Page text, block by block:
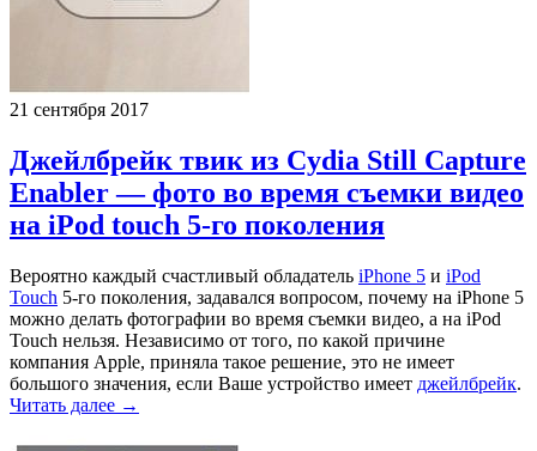
21 сентября 2017
Джейлбрейк твик из Cydia Still Capture
Enabler — фото во время съемки видео
на iPod touch 5-го поколения
Вероятно каждый счастливый обладатель iPhone 5 и iPod
Touch 5-го поколения, задавался вопросом, почему на iPhone 5
можно делать фотографии во время съемки видео, а на iPod
Touch нельзя. Независимо от того, по какой причине
компания Apple, приняла такое решение, это не имеет
большого значения, если Ваше устройство имеет джейлбрейк.
Читать далее →